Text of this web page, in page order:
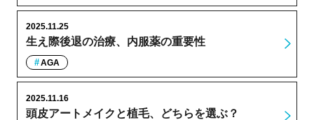
生え際後退の治療、内服薬の重要性
2025.11.25
AGA
頭皮アートメイクと植毛、どちらを選ぶ？
2025.11.16